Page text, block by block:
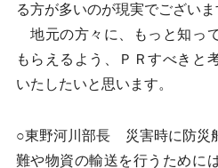
る方が多いのが現実でございま
地元の方々に、もっと知っ
もらえるよう、ＰＲすべきと
いたしたいと思います。
○東野河川部長 災害時に防災
難や物資の輸送を行うために